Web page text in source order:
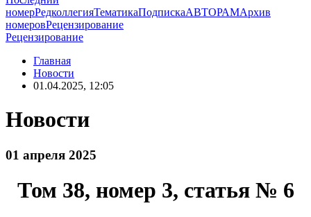
номерРедколлегияТематикаПодпискаАВТОРАМАрхив
номеровРецензирование
Рецензирование
Главная
Новости
01.04.2025, 12:05
Новости
01 апреля 2025
Том 38, номер 3, статья № 6